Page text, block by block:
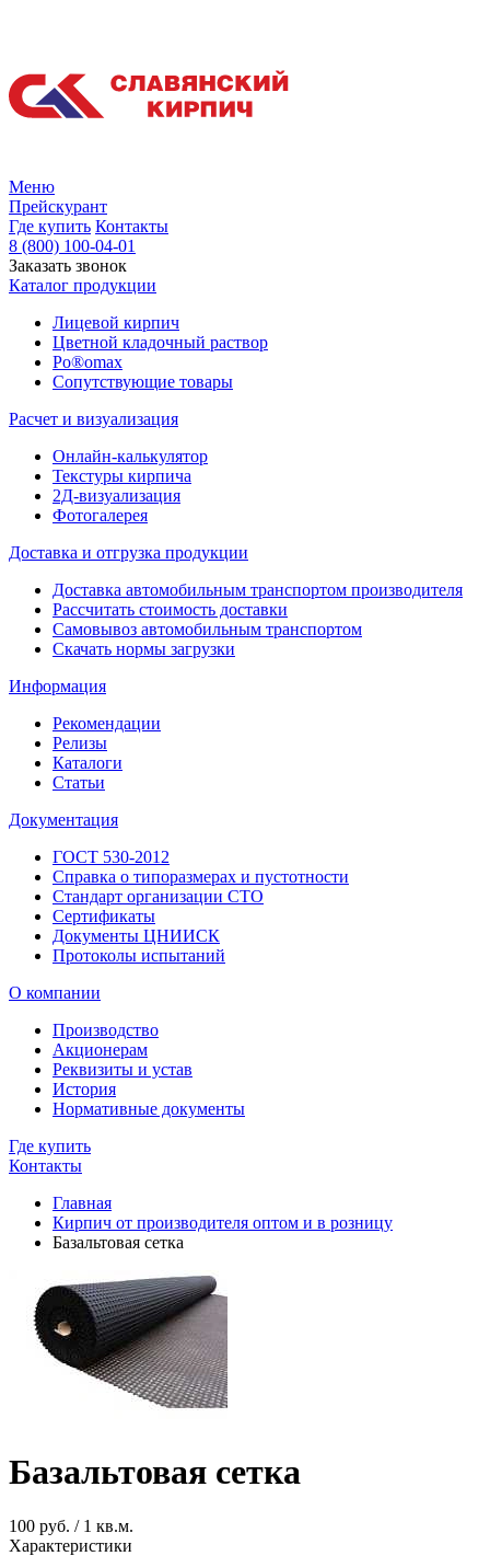
Меню
Прейскурант
Где купить Контакты
8 (800) 100-04-01
Заказать звонок
Каталог продукции
Лицевой кирпич
Цветной кладочный раствор
Po®omax
Сопутствующие товары
Расчет и визуализация
Онлайн-калькулятор
Текстуры кирпича
2Д-визуализация
Фотогалерея
Доставка и отгрузка продукции
Доставка автомобильным транспортом производителя
Рассчитать стоимость доставки
Самовывоз автомобильным транспортом
Скачать нормы загрузки
Информация
Рекомендации
Релизы
Каталоги
Статьи
Документация
ГОСТ 530-2012
Справка о типоразмерах и пустотности
Стандарт организации СТО
Сертификаты
Документы ЦНИИСК
Протоколы испытаний
О компании
Производство
Акционерам
Реквизиты и устав
История
Нормативные документы
Где купить
Контакты
Главная
Кирпич от производителя оптом и в розницу
Базальтовая сетка
Базальтовая сетка
100 руб. / 1 кв.м.
Характеристики